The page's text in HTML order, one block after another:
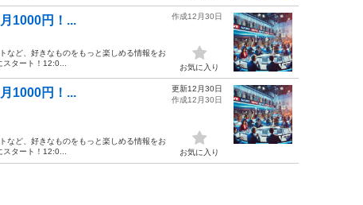
1000円！...
など、好きなものをもっと楽しめる情報をお
タート！12:0...
作成12月30日
お気に入り
1000円！...
など、好きなものをもっと楽しめる情報をお
タート！12:0...
更新12月30日
作成12月30日
お気に入り